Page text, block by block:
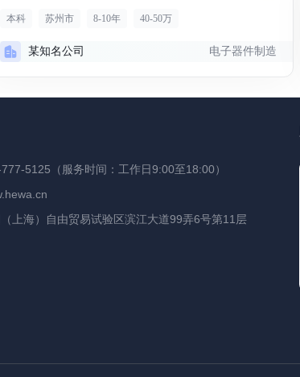
本科 苏州市 8-10年 40-50万
某知名公司 电子器件制造
5125（服务时间：工作日9:00至18:00）
上海）自由贸易试验区滨江大道99弄6号第11层